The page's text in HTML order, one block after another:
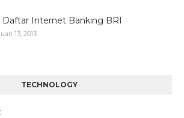
Daftar Internet Banking BRI
13, 2013
TECHNOLOGY